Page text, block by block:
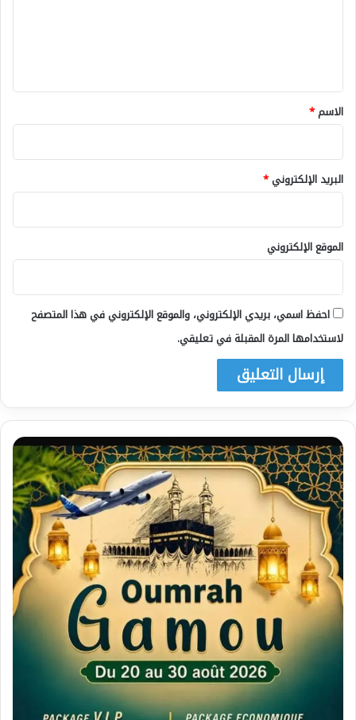
*
الاسم*
البريد الإلكتروني*
الموقع الإلكتروني
احفظ اسمي، بريدي الإلكتروني، والموقع الإلكتروني في هذا المتصفح
لاستخدامها المرة المقبلة في تعليقي.